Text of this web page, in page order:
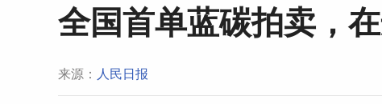
全国首单蓝碳拍卖，在
来源： 人民日报